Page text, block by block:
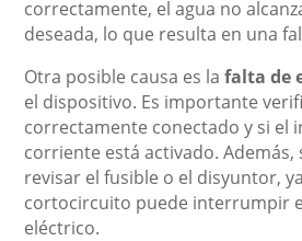
correctamente, el agua no
deseada, lo que resulta en una
Otra posible causa es lafalta de
el dispositivo. Es importante
correctamente conectado y si el
corriente está activado. Además,
revisar el fusible o el disyuntor,
cortocircuito puede interrumpir
eléctrico.